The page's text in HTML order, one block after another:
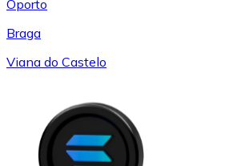
Oporto
Braga
Viana do Castelo